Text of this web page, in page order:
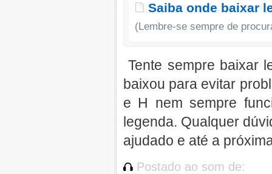
Saiba onde baixar
(Lembre-se sempre de
Tente sempre baixar
baixou para evitar
e H nem sempre
legenda. Qualquer
ajudado e até a
Postado ao som de: